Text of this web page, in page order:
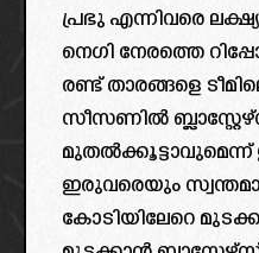
പ്രഭു എന്നിവരെ
നെഗി നേരത്തെ
രണ്ട് താരങ്ങളെ
സീസണിൽ
മുതൽക്കൂട്ടാവുമെന്ന്
ഇരുവരെയും
കോടിയിലേറെ